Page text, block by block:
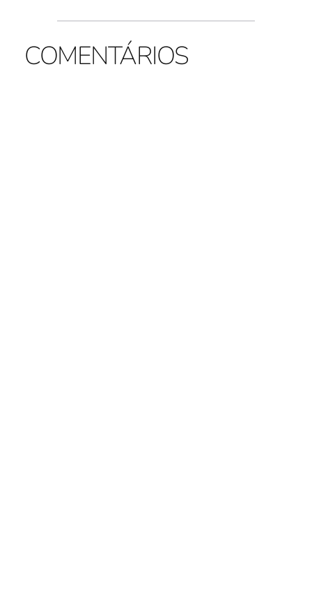
COMENTÁRIOS